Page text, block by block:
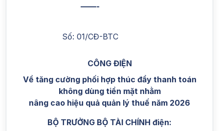
——-
Số: 01/CĐ-BTC
CÔNG ĐIỆN
Về tăng cường phối hợp thúc đẩy thanh toán
không dùng tiền mặt nhằm
nâng cao hiệu quả quản lý thuế năm 2026
BỘ TRƯỞNG BỘ TÀI CHÍNH điện: